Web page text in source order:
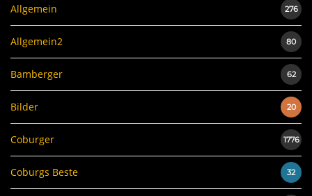
Allgemein 276
Allgemein2 80
Bamberger 62
Bilder 20
Coburger 1776
Coburgs Beste 32